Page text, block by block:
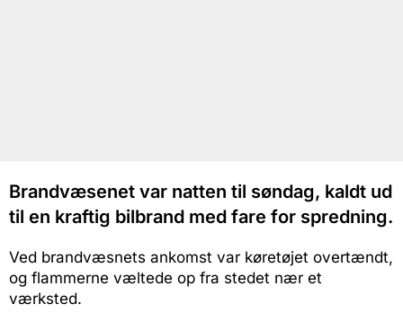
Brandvæsenet var natten til søndag, kaldt ud
til en kraftig bilbrand med fare for spredning.
Ved brandvæsnets ankomst var køretøjet overtændt,
og flammerne væltede op fra stedet nær et
værksted.